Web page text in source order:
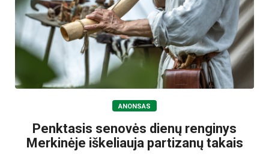
ANONSAS
Penktasis senovės dienų renginys
Merkinėje iškeliauja partizanų takais